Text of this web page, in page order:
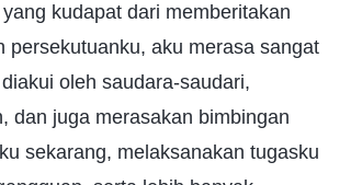
kudapat dari memberitakan
persekutuanku, aku merasa sangat
oleh saudara-saudari,
dan juga merasakan bimbingan
sekarang, melaksanakan tugasku